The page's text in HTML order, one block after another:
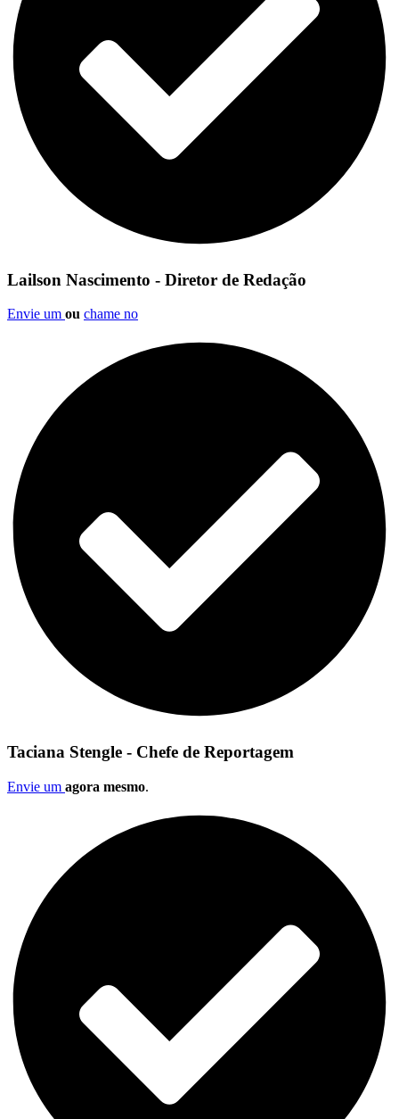
Lailson Nascimento - Diretor de Redação
Envie um ou chame no
Taciana Stengle - Chefe de Reportagem
Envie um agora mesmo.